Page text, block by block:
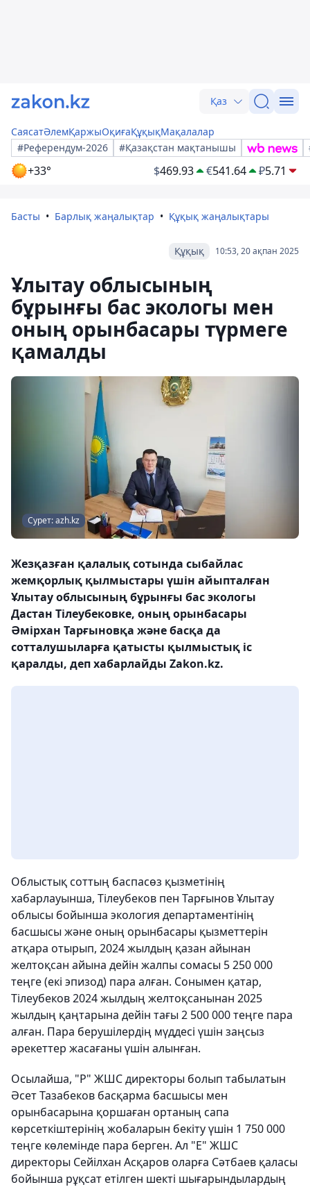
Қаз
СаясатӘлемҚаржыОқиғаҚұқықМақалалар
#Референдум-2026
#Қазақстан мақтанышы
+33° $469.93 €541.64 ₽5.71
Басты Барлық жаңалықтар Құқық жаңалықтары
10:53, 20 ақпан 2025
Құқық
Ұлытау облысының
бұрынғы бас экологы мен
оның орынбасары түрмеге
қамалды
Сурет: azh.kz
Жезқазған қалалық сотында сыбайлас
жемқорлық қылмыстары үшін айыпталған
Ұлытау облысының бұрынғы бас экологы
Дастан Тілеубековке, оның орынбасары
Әмірхан Тарғыновқа және басқа да
сотталушыларға қатысты қылмыстық іс
қаралды, деп хабарлайды Zakon.kz.
Облыстық соттың баспасөз қызметінің
хабарлауынша, Тілеубеков пен Тарғынов Ұлытау
облысы бойынша экология департаментінің
басшысы және оның орынбасары қызметтерін
атқара отырып, 2024 жылдың қазан айынан
желтоқсан айына дейін жалпы сомасы 5 250 000
теңге (екі эпизод) пара алған. Сонымен қатар,
Тілеубеков 2024 жылдың желтоқсанынан 2025
жылдың қаңтарына дейін тағы 2 500 000 теңге пара
алған. Пара берушілердің мүддесі үшін заңсыз
әрекеттер жасағаны үшін алынған.
Осылайша, "Р" ЖШС директоры болып табылатын
Әсет Тазабеков басқарма басшысы мен
орынбасарына қоршаған ортаның сапа
көрсеткіштерінің жобаларын бекіту үшін 1 750 000
теңге көлемінде пара берген. Ал "Е" ЖШС
директоры Сейілхан Асқаров оларға Сәтбаев қаласы
бойынша рұқсат етілген шекті шығарындылардың